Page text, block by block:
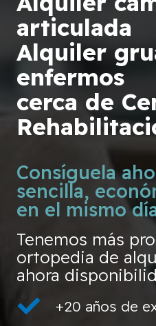
articulada
Alquiler
enfermos
cerca de
Consíguela
sencilla,
en el mismo
Tenemos más
ortopedia de
ahora
+20 años de